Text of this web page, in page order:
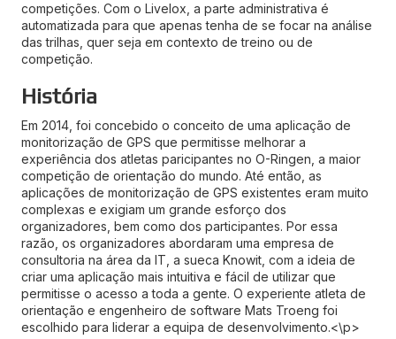
competições. Com o Livelox, a parte administrativa é
automatizada para que apenas tenha de se focar na análise
das trilhas, quer seja em contexto de treino ou de
competição.
História
Em 2014, foi concebido o conceito de uma aplicação de
monitorização de GPS que permitisse melhorar a
experiência dos atletas paricipantes no O-Ringen, a maior
competição de orientação do mundo. Até então, as
aplicações de monitorização de GPS existentes eram muito
complexas e exigiam um grande esforço dos
organizadores, bem como dos participantes. Por essa
razão, os organizadores abordaram uma empresa de
consultoria na área da IT, a sueca Knowit, com a ideia de
criar uma aplicação mais intuitiva e fácil de utilizar que
permitisse o acesso a toda a gente. O experiente atleta de
orientação e engenheiro de software Mats Troeng foi
escolhido para liderar a equipa de desenvolvimento.<\p>